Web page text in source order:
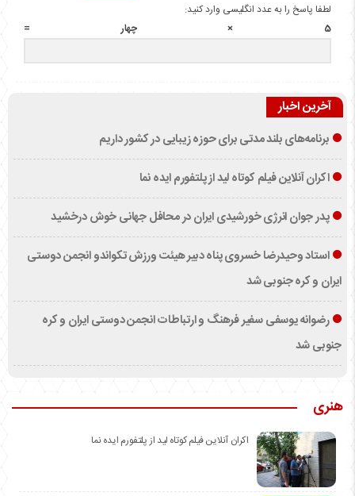
لطفا پاسخ را به عدد انگلیسی وارد کنید:
5 × چهار =
آخرین اخبار
برنامه‌های بلند مدتی برای حوزه زیبایی در کشور داریم
اکران آنلاین فیلم کوتاه لید از پلتفورم ایده نما
پدر جوان انرژی خورشیدی ایران در محافل جهانی خوش درخشید
استاد وحیدرضا خسروی پناه دبیر هیئت ورزش تکواندو انجمن دوستی
ایران و کره جنوبی شد
رضوانه یوسفی سفیر فرهنگ و ارتباطات انجمن دوستی ایران و کره
جنوبی شد
هنری
اکران آنلاین فیلم کوتاه لید از پلتفورم ایده نما